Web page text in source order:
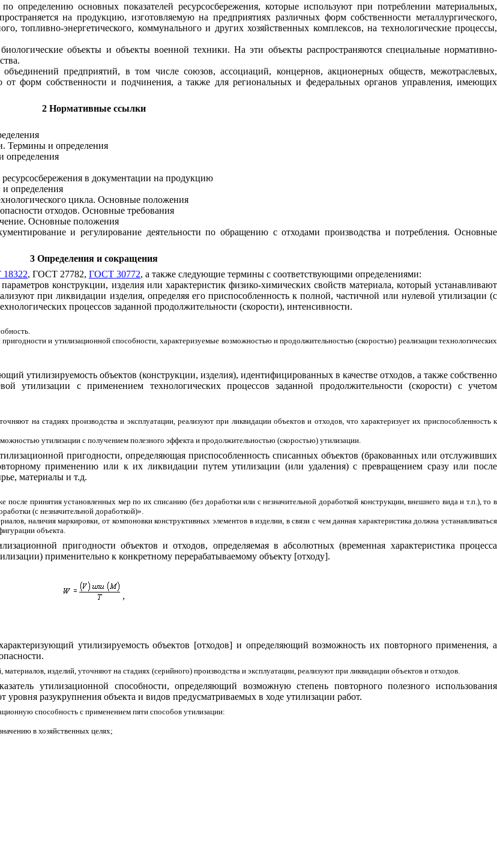
определению основных показателей ресурсосбережения, которые используют при потреблении материальных,
на продукцию, изготовляемую на предприятиях различных форм собственности металлургического,
топливно-энергетического, коммунального и других хозяйственных комплексов, на технологические процессы,
объекты и объекты военной техники. На эти объекты распространяются специальные нормативно-
предприятий, в том числе союзов, ассоциаций, концернов, акционерных обществ, межотраслевых,
форм собственности и подчинения, а также для региональных и федеральных органов управления, имеющих
2 Нормативные ссылки
Термины и определения
определения
в документации на продукцию
определения
цикла. Основные положения
отходов. Основные требования
Основные положения
и регулирование деятельности по обращению с отходами производства и потребления. Основные
3 Определения и сокращения
, ГОСТ 27782, ГОСТ 30772, а также следующие термины с соответствующими определениями:
конструкции, изделия или характеристик физико-химических свойств материала, который устанавливают
при ликвидации изделия, определяя его приспособленность к полной, частичной или нулевой утилизации (с
процессов заданной продолжительности (скорости), интенсивности.
и утилизационной способности, характеризуемые возможностью и продолжительностью (скоростью) реализации технологических
утилизируемость объектов (конструкции, изделия), идентифицированных в качестве отходов, а также собственно
утилизации с применением технологических процессов заданной продолжительности (скорости) с учетом
на стадиях производства и эксплуатации, реализуют при ликвидации объектов и отходов, что характеризует их приспособленность к
утилизации с получением полезного эффекта и продолжительностью (скоростью) утилизации.
пригодности, определяющая приспособленность списанных объектов (бракованных или отслуживших
применению или к их ликвидации путем утилизации (или удаления) с превращением сразу или после
материалы и т.д.
принятия установленных мер по их списанию (без доработки или с незначительной доработкой конструкции, внешнего вида и т.п.), то в
(с незначительной доработкой)».
наличия маркировки, от компоновки конструктивных элементов в изделии, в связи с чем данная характеристика должна устанавливаться
объекта.
пригодности объектов и отходов, определяемая в абсолютных (временная характеристика процесса
применительно к конкретному перерабатываемому объекту [отходу].
,
утилизируемость объектов [отходов] и определяющий возможность их повторного применения, а
изделий, уточняют на стадиях (серийного) производства и эксплуатации, реализуют при ликвидации объектов и отходов.
утилизационной способности, определяющий возможную степень повторного полезного использования
разукрупнения объекта и видов предусматриваемых в ходе утилизации работ.
способность с применением пяти способов утилизации:
в хозяйственных целях;